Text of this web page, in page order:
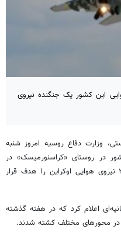
این کشور یک جنگنده نیروی
وزارت دفاع روسیه امروز شنبه
در روستای «کراسنورمیسک» در
جمهوری خلق دونتسک یک جنگنده میگ-۲۹ نیروی هوایی اوکراین را هدف قرار
اعلام کرد که در هفته گذشته
در محورهای مختلف کشته شدند.